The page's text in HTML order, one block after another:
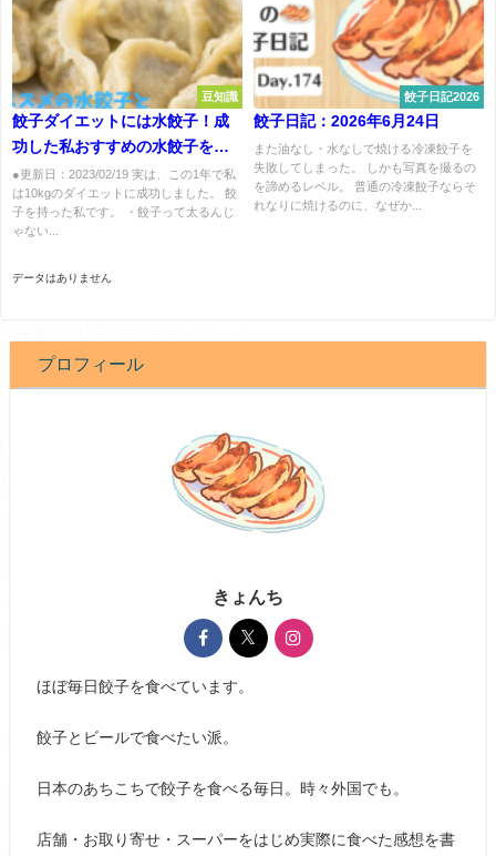
豆知識
餃子ダイエットには水餃子！成
功した私おすすめの水餃子を紹
介
●更新日：2023/02/19 実は、この1年で私
は10kgのダイエットに成功しました。 餃
子を持った私です。 ・餃子って太るんじ
ゃない...
餃子日記2026
餃子日記：2026年6月24日
また油なし・水なしで焼ける冷凍餃子を
失敗してしまった。 しかも写真を撮るの
を諦めるレベル。 普通の冷凍餃子ならそ
れなりに焼けるのに、なぜか...
データはありません
プロフィール
きょんち
ほぼ毎日餃子を食べています。
餃子とビールで食べたい派。
日本のあちこちで餃子を食べる毎日。時々外国でも。
店舗・お取り寄せ・スーパーをはじめ実際に食べた感想を書